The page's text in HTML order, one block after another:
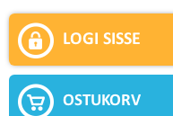
LOGI SISSE
OSTUKORV